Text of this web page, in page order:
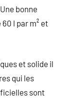
bonne
l par m² et
et solide il
qui les
sont